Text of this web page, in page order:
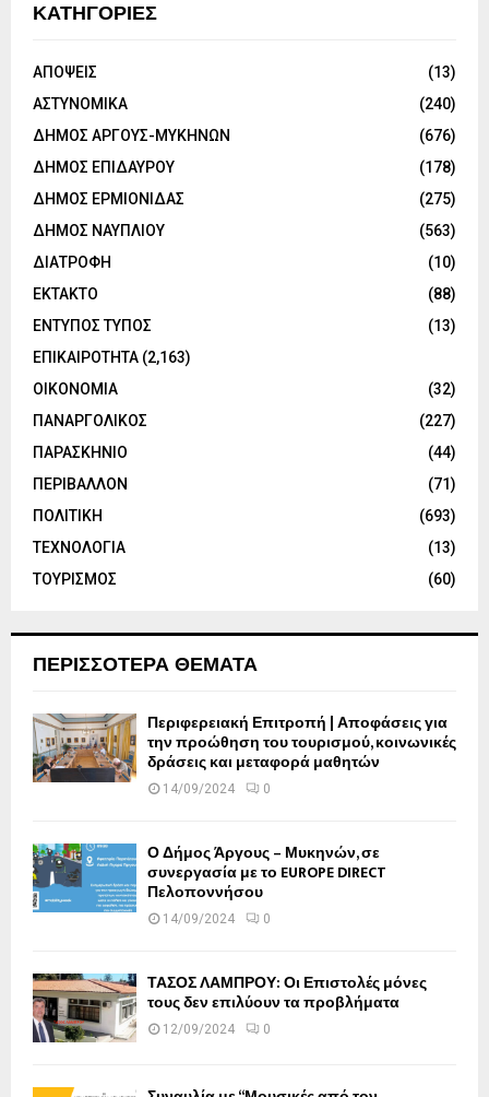
ΚΑΤΗΓΟΡΙΕΣ
ΑΠΟΨΕΙΣ
(13)
ΑΣΤΥΝΟΜΙΚΑ
(240)
ΔΗΜΟΣ ΑΡΓΟΥΣ-ΜΥΚΗΝΩΝ
(676)
ΔΗΜΟΣ ΕΠΙΔΑΥΡΟΥ
(178)
ΔΗΜΟΣ ΕΡΜΙΟΝΙΔΑΣ
(275)
ΔΗΜΟΣ ΝΑΥΠΛΙΟΥ
(563)
ΔΙΑΤΡΟΦΗ
(10)
ΕΚΤΑΚΤΟ
(88)
ΕΝΤΥΠΟΣ ΤΥΠΟΣ
(13)
ΕΠΙΚΑΙΡΟΤΗΤΑ (2,163)
ΟΙΚΟΝΟΜΙΑ
(32)
ΠΑΝΑΡΓΟΛΙΚΟΣ
(227)
ΠΑΡΑΣΚΗΝΙΟ
(44)
ΠΕΡΙΒΑΛΛΟΝ
(71)
ΠΟΛΙΤΙΚΗ
(693)
ΤΕΧΝΟΛΟΓΙΑ
(13)
ΤΟΥΡΙΣΜΟΣ
(60)
ΠΕΡΙΣΣΟΤΕΡΑ ΘΕΜΑΤΑ
Περιφερειακή Επιτροπή | Αποφάσεις για
την προώθηση του τουρισμού, κοινωνικές
δράσεις και μεταφορά μαθητών
14/09/2024 0
Ο Δήμος Άργους – Μυκηνών, σε
συνεργασία με το EUROPE DIRECT
Πελοποννήσου
14/09/2024 0
ΤΑΣΟΣ ΛΑΜΠΡΟΥ: Οι Επιστολές μόνες
τους δεν επιλύουν τα προβλήματα
12/09/2024 0